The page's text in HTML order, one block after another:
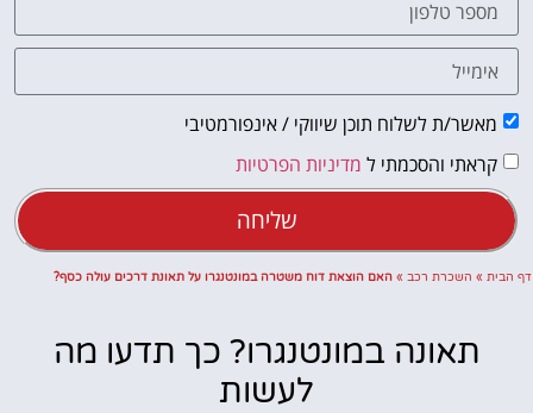
מאשר/ת לשלוח תוכן שיווקי / אינפורמטיבי
קראתי והסכמתי ל מדיניות הפרטיות
שליחה
דף הבית » השכרת רכב » האם הוצאת דוח משטרה במונטנגרו על תאונת דרכים עולה כסף?
תאונה במונטנגרו? כך תדעו מה
לעשות